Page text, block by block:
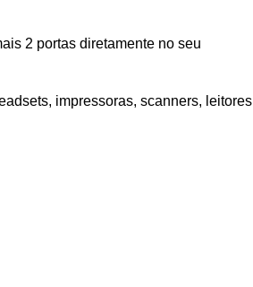
2 portas diretamente no seu
impressoras, scanners, leitores